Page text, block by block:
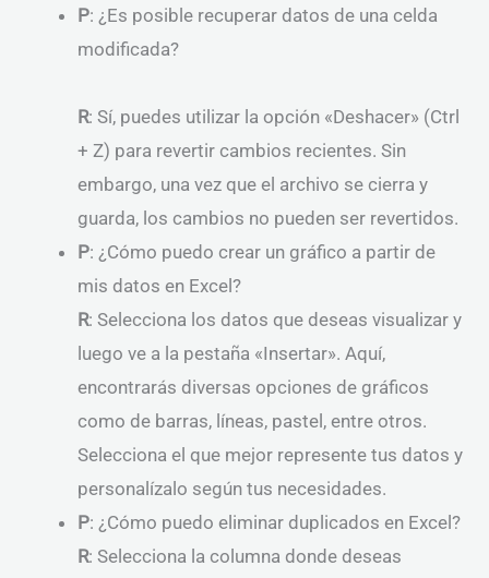
P: ¿Es posible recuperar datos de una celda
modificada?
R: Sí, puedes utilizar la opción «Deshacer» (Ctrl
+ Z) para revertir cambios recientes. Sin
embargo, una vez que el archivo se cierra y
guarda, los cambios no pueden ser revertidos.
P: ¿Cómo puedo crear un gráfico a partir de
mis datos en Excel?
R: Selecciona los datos que deseas visualizar y
luego ve a la pestaña «Insertar». Aquí,
encontrarás diversas opciones de gráficos
como de barras, líneas, pastel, entre otros.
Selecciona el que mejor represente tus datos y
personalízalo según tus necesidades.
P: ¿Cómo puedo eliminar duplicados en Excel?
R: Selecciona la columna donde deseas